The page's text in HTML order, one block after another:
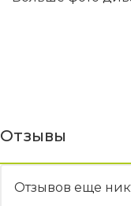
Отзывы
Отзывов еще